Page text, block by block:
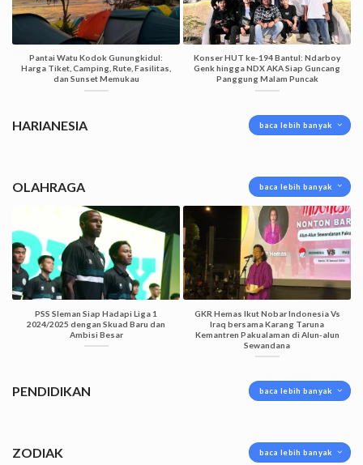
Pantai Watu Kodok Gunungkidul:
Harga Tiket, Camping, Rute, Fasilitas,
dan Sunset Memukau
Konser HUT ke-194 Bantul: Ndarboy
Genk hingga NDX AKA Siap Guncang
Panggung Malam Puncak
HARIANESIA baca lebih banyak
OLAHRAGA baca lebih banyak
PSS Sleman Siap Hadapi Liga 1
2024/2025 dengan Skuad Baru dan
Ambisi Besar
GKR Hemas Ikut Nobar Indonesia Vs
Iraq bersama Karang Taruna
Kemantren Pakualaman di Alun-alun
Sewandana
PENDIDIKAN baca lebih banyak
ZODIAK baca lebih banyak